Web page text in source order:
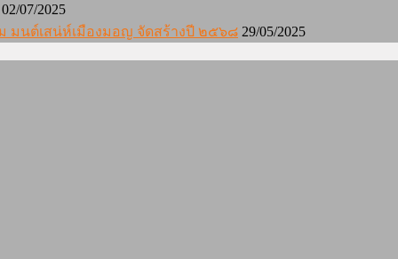
02/07/2025
มนต์เสน่ห์เมืองมอญ จัดสร้างปี ๒๕๖๘ 29/05/2025